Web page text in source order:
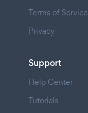
Terms of Service
Privacy
Support
Help Center
Tutorials